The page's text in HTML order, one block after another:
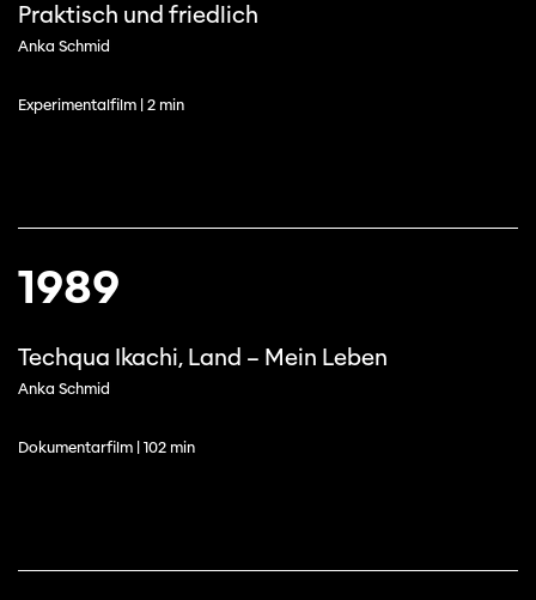
Praktisch und friedlich
Anka Schmid
Experimentalfilm | 2 min
1989
Techqua Ikachi, Land – Mein Leben
Anka Schmid
Dokumentarfilm | 102 min